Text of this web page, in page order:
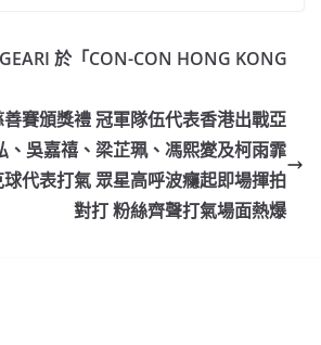
s
p
p
h er l y
n
k
於「CON-CON HONG KONG
賽頒獎禮 冠軍隊伍代表香港出戰亞
、吳嘉禧、梁芷珮、馮熙夑及柯雨霏
代表打氣 眾星高呼波癮起即場揮拍
對打 粉絲齊聲打氣場面熱爆